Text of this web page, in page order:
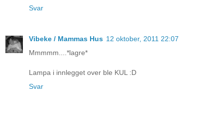
Svar
Vibeke / Mammas Hus 12 oktober, 2011 22:07
Mmmmm....*lagre*
Lampa i innlegget over ble KUL :D
Svar